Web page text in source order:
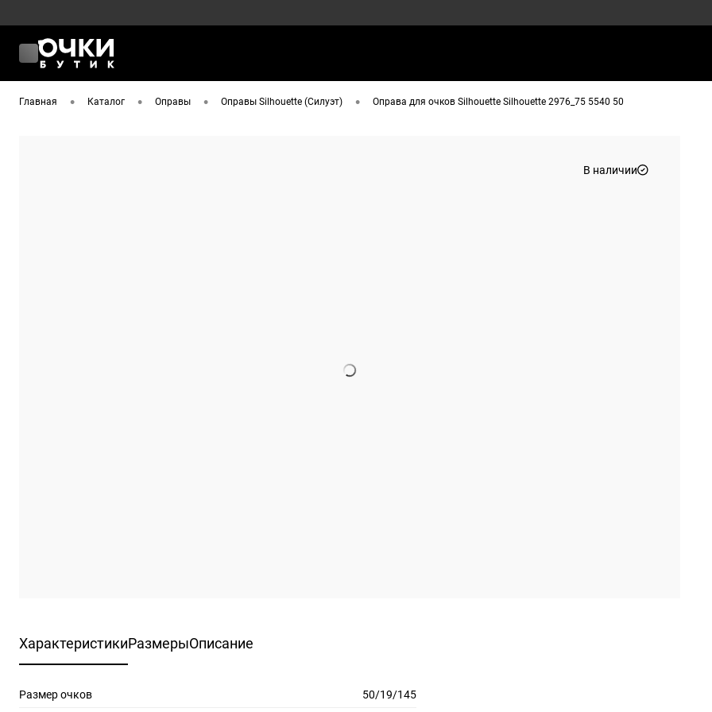
Главная • Каталог • Оправы • Оправы Silhouette (Силуэт) • Оправа для очков Silhouette Silhouette 2976_75 5540 50
В наличии
ХарактеристикиРазмерыОписание
Размер очков 50/19/145